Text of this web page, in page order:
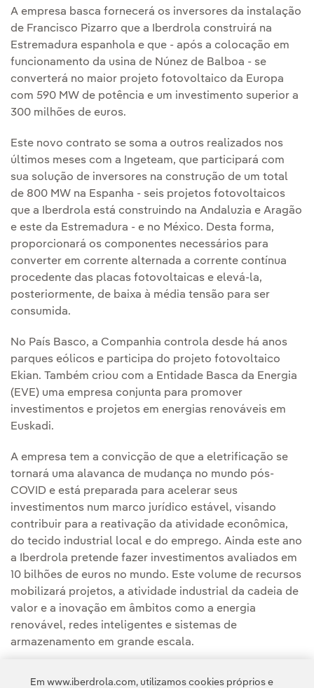
A empresa basca fornecerá os inversores da instalação
de Francisco Pizarro que a Iberdrola construirá na
Estremadura espanhola e que - após a colocação em
funcionamento da usina de Núnez de Balboa - se
converterá no maior projeto fotovoltaico da Europa
com 590 MW de potência e um investimento superior a
300 milhões de euros.
Este novo contrato se soma a outros realizados nos
últimos meses com a Ingeteam, que participará com
sua solução de inversores na construção de um total
de 800 MW na Espanha - seis projetos fotovoltaicos
que a Iberdrola está construindo na Andaluzia e Aragão
e este da Estremadura - e no México. Desta forma,
proporcionará os componentes necessários para
converter em corrente alternada a corrente contínua
procedente das placas fotovoltaicas e elevá-la,
posteriormente, de baixa à média tensão para ser
consumida.
No País Basco, a Companhia controla desde há anos
parques eólicos e participa do projeto fotovoltaico
Ekian. Também criou com a Entidade Basca da Energia
(EVE) uma empresa conjunta para promover
investimentos e projetos em energias renováveis em
Euskadi.
A empresa tem a convicção de que a eletrificação se
tornará uma alavanca de mudança no mundo pós-
COVID e está preparada para acelerar seus
investimentos num marco jurídico estável, visando
contribuir para a reativação da atividade econômica,
do tecido industrial local e do emprego. Ainda este ano
a Iberdrola pretende fazer investimentos avaliados em
10 bilhões de euros no mundo. Este volume de recursos
mobilizará projetos, a atividade industrial da cadeia de
valor e a inovação em âmbitos como a energia
renovável, redes inteligentes e sistemas de
armazenamento em grande escala.
Em www.iberdrola.com, utilizamos cookies próprios e